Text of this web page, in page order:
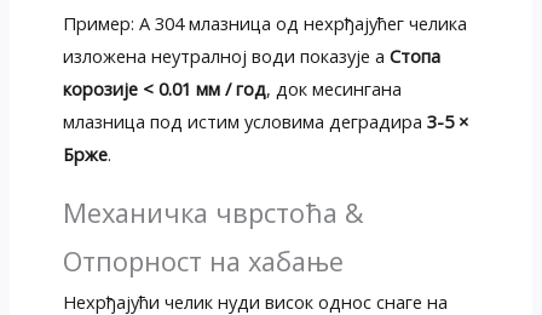
Пример: А 304 млазница од нехрђајућег челика
изложена неутралној води показује а Стопа
корозије < 0.01 мм / год, док месингана
млазница под истим условима деградира 3-5 ×
Брже.
Механичка чврстоћа &
Отпорност на хабање
Нехрђајући челик нуди висок однос снаге на